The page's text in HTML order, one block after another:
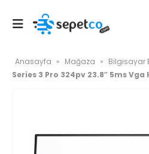
Anasayfa » Mağaza » Bilgisayar
Series 3 Pro 324pv 23.8″ 5ms Vga